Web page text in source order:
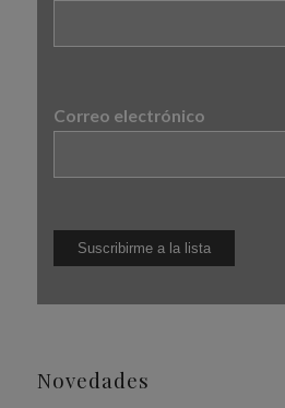
Correo electrónico
Novedades